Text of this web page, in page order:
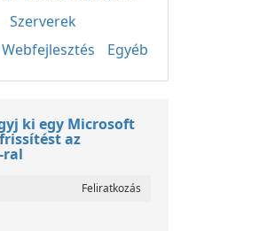
Szerverek
Webfejlesztés Egyéb
ki egy Microsoft
az
ral